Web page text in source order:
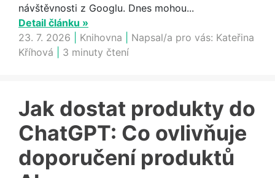
návštěvnosti z Googlu. Dnes mohou...
Detail článku »
23. 7. 2026
Knihovna Napsal/a pro vás: Kateřina
Kříhová
3 minuty čtení
Jak dostat produkty do
ChatGPT: Co ovlivňuje
doporučení produktů